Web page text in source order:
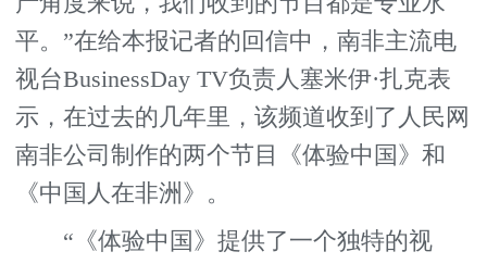
平。”在给本报记者的回信中，南非主流电
视台BusinessDay TV负责人塞米伊·扎克表
示，在过去的几年里，该频道收到了人民网
南非公司制作的两个节目《体验中国》和
《中国人在非洲》。
“《体验中国》提供了一个独特的视